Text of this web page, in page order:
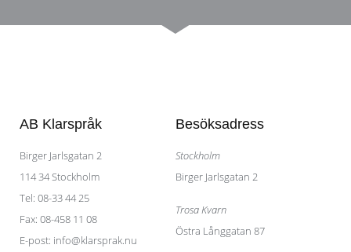
AB Klarspråk
Birger Jarlsgatan 2​
114 34 Stockholm
Tel: 08-33 44 25
Fax: 08-458 11 08
E-post: info@klarsprak.nu
Besöksadress
Stockholm
Birger Jarlsgatan 2
Trosa Kvarn
Östra Långgatan 87